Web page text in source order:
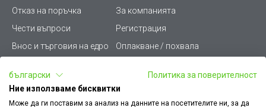
Отказ на поръчка
За компанията
Чести въпроси
Регистрация
Внос и търговия на едро
Оплакване / похвала
Условия за ползване
Стани дистрибутор
български
Политика за поверителност
Ние използваме бисквитки
Може да ги поставим за анализ на данните на посетителите ни, за да